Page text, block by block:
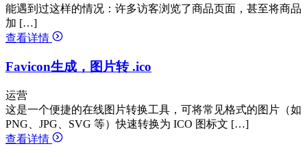
能遇到过这样的情况：许多访客浏览了商品页面，甚至将商品
加 […]
查看详情
Favicon生成，图片转 .ico
运营
这是一个便捷的在线图片转换工具，可将常见格式的图片（如
PNG、JPG、SVG 等）快速转换为 ICO 图标文 […]
查看详情